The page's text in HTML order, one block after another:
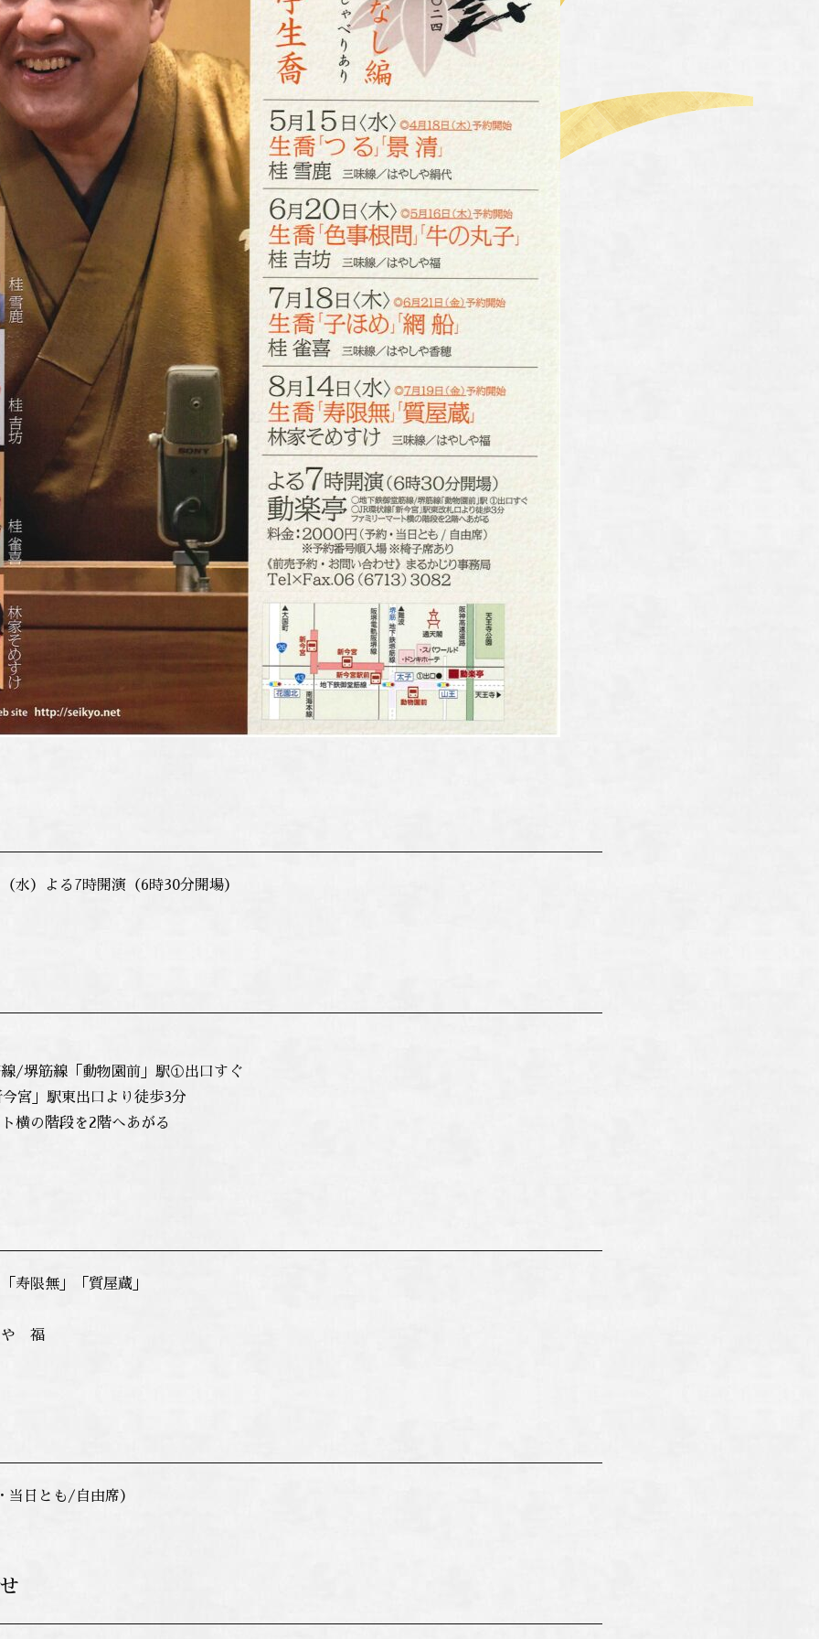
水）よる7時開演（6時30分開場）
/堺筋線「動物園前」駅①出口すぐ
宮」駅東出口より徒歩3分
横の階段を2階へあがる
限無」「質屋蔵」
や 福
当日とも/自由席）